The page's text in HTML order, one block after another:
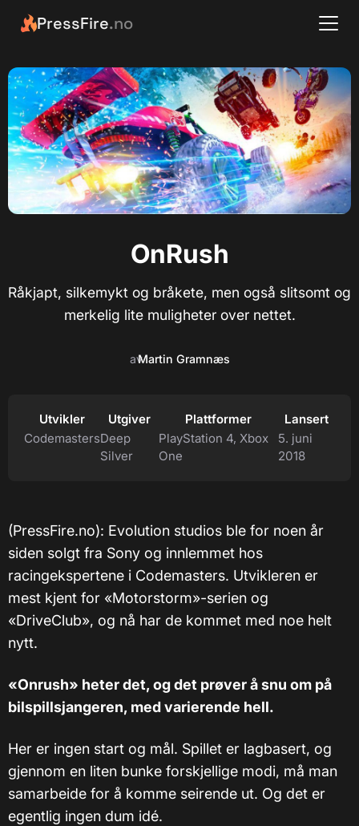
PressFire.no
OnRush
Råkjapt, silkemykt og bråkete, men også slitsomt og
merkelig lite muligheter over nettet.
avMartin Gramnæs
Utvikler
Codemasters
Utgiver
Deep
Silver
Plattformer
PlayStation 4, Xbox
One
Lansert
5. juni
2018
(PressFire.no): Evolution studios ble for noen år
siden solgt fra Sony og innlemmet hos
racingekspertene i Codemasters. Utvikleren er
mest kjent for «Motorstorm»-serien og
«DriveClub», og nå har de kommet med noe helt
nytt.
«Onrush» heter det, og det prøver å snu om på
bilspillsjangeren, med varierende hell.
Her er ingen start og mål. Spillet er lagbasert, og
gjennom en liten bunke forskjellige modi, må man
samarbeide for å komme seirende ut. Og det er
egentlig ingen dum idé.